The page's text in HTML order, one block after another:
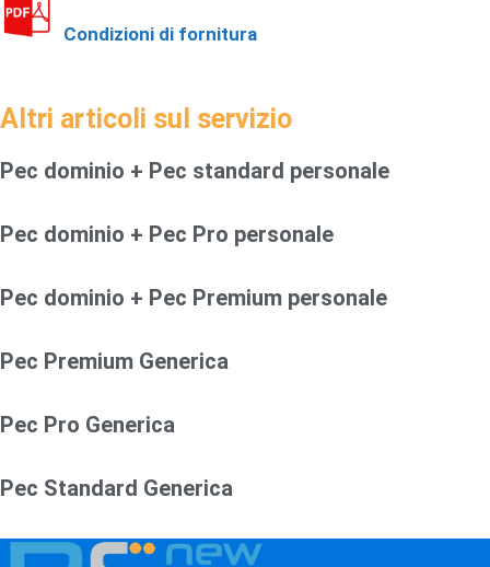
Condizioni di fornitura
Altri articoli sul servizio
Pec dominio + Pec standard personale
Pec dominio + Pec Pro personale
Pec dominio + Pec Premium personale
Pec Premium Generica
Pec Pro Generica
Pec Standard Generica